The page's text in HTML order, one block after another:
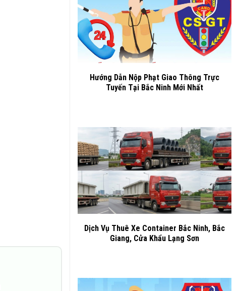
Hướng Dẫn Nộp Phạt Giao Thông Trực
Tuyến Tại Bắc Ninh Mới Nhất
Dịch Vụ Thuê Xe Container Bắc Ninh, Bắc
Giang, Cửa Khẩu Lạng Sơn